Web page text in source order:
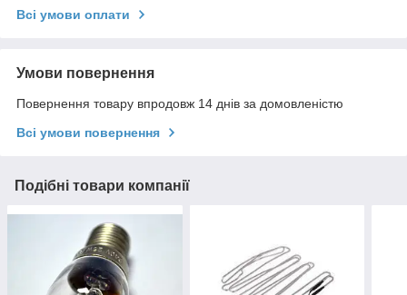
Всі умови оплати
Умови повернення
Повернення товару впродовж 14 днів за домовленістю
Всі умови повернення
Подібні товари компанії